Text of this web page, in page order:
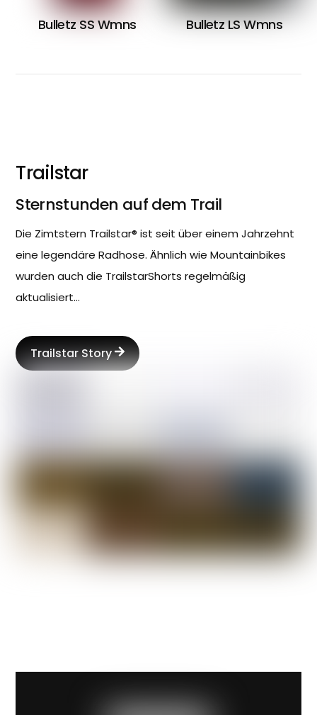
BulletzSS Wmns BulletzLS Wmns
Trailstar
Sternstunden auf dem Trail
Die Zimtstern Trailstar® ist seit über einem Jahrzehnt
eine legendäre Radhose. Ähnlich wie Mountainbikes
wurden auch die TrailstarShorts regelmäßig
aktualisiert…
Trailstar Story